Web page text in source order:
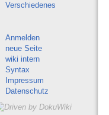
Verschiedenes
Anmelden
neue Seite
wiki intern
Syntax
Impressum
Datenschutz